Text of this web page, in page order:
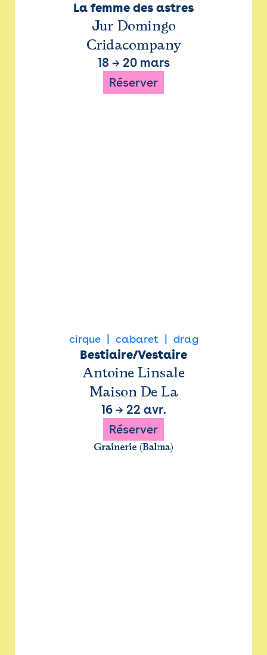
La femme des astres
Jur Domingo
Cridacompany
18 → 20 mars
Réserver
cirque cabaret drag
Bestiaire/Vestaire
Antoine Linsale
Maison De La
16→ 22 avr.
Réserver
Grainerie (Balma)